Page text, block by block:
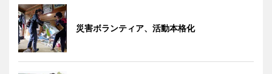
災害ボランティア、活動本格化